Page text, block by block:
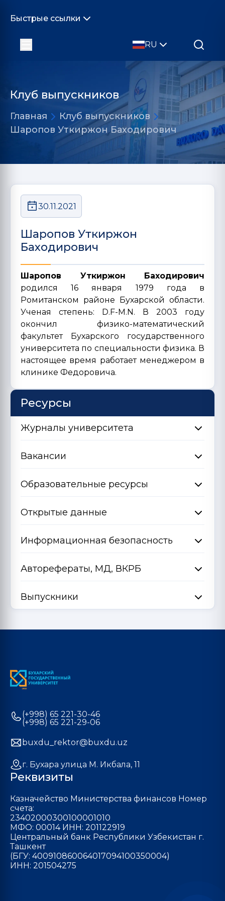
Быстрые ссылки
RU
Клуб выпускников
Главная
Клуб выпускников
Шаропов Уткиржон Баходирович
30.11.2021
Шаропов Уткиржон
Баходирович
Шаропов Уткиржон Баходирович
родился 16 января 1979 года в
Ромитанском районе Бухарской области.
Ученая степень: D.F-M.N. В 2003 году
окончил физико-математический
факультет Бухарского государственного
университета по специальности физика. В
настоящее время работает менеджером в
клинике Федоровича.
Ресурсы
Журналы университета
Вакансии
Образовательные ресурсы
Открытые данные
Информационная безопасность
Авторефераты, МД, ВКРБ
Выпускники
(+998) 65 221-30-46
(+998) 65 221-29-06
buxdu_rektor@buxdu.uz
г. Бухара улица М. Икбала, 11
Реквизиты
Казначейство Министерства финансов Номер
счета:
23402000300100001010
МФО: 00014 ИНН: 201122919
Центральный банк Республики Узбекистан г.
Ташкент
(БГУ: 400910860064017094100350004)
ИНН: 201504275